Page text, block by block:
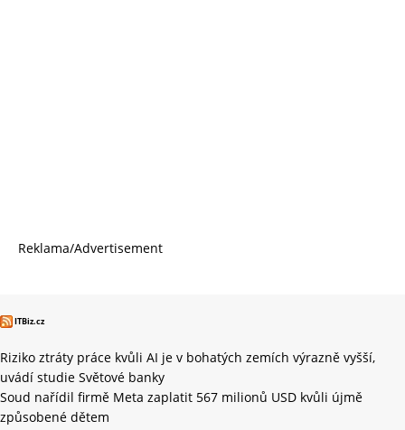
Reklama/Advertisement
ITBiz.cz
Riziko ztráty práce kvůli AI je v bohatých zemích výrazně vyšší,
uvádí studie Světové banky
Soud nařídil firmě Meta zaplatit 567 milionů USD kvůli újmě
způsobené dětem